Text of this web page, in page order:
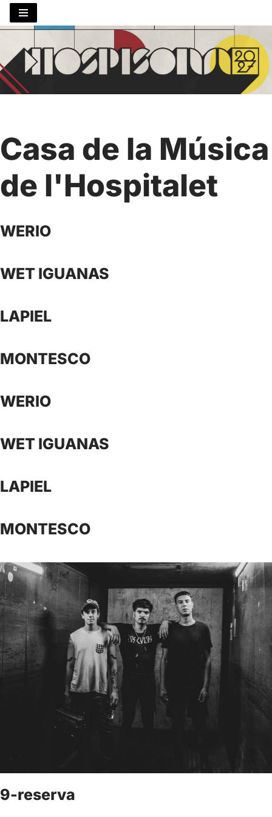
Saltar
contenido
Casa de la Música
de l'Hospitalet
WERIO
WET IGUANAS
LAPIEL
MONTESCO
WERIO
WET IGUANAS
LAPIEL
MONTESCO
9-reserva